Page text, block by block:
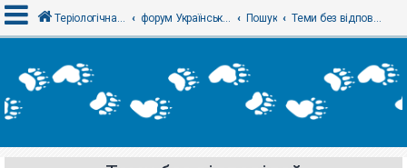
х
і
Теріологічна школа форум Українського теріологічного товариства Пошук Теми без відповідей